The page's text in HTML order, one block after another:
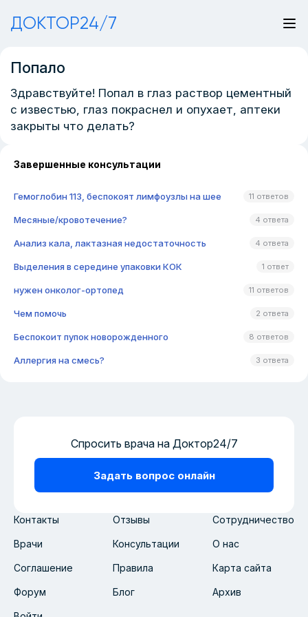
ДОКТОР24/7
Попало
Здравствуйте! Попал в глаз раствор цементный
с известью, глаз покраснел и опухает, аптеки
закрыты что делать?
Завершенные консультации
Гемоглобин 113, беспокоят лимфоузлы на шее 11 ответов
Месяные/кровотечение? 4 ответа
Анализ кала, лактазная недостаточность 4 ответа
Выделения в середине упаковки КОК 1 ответ
нужен онколог-ортопед 11 ответов
Чем помочь 2 ответа
Беспокоит пупок новорожденного 8 ответов
Аллергия на смесь? 3 ответа
Контакты Отзывы Сотрудничество
Врачи Консультации О нас
Соглашение Правила Карта сайта
Форум Блог Архив
Спросить врача на Доктор24/7
Задать вопрос онлайн